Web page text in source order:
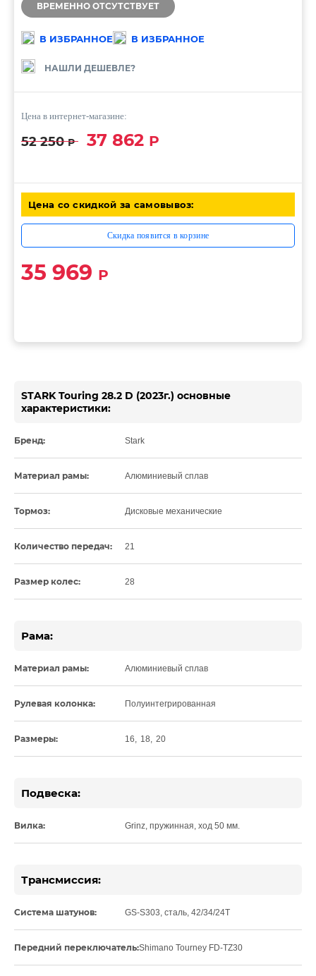
ВРЕМЕННО ОТСУТСТВУЕТ
В ИЗБРАННОЕ В ИЗБРАННОЕ
НАШЛИ ДЕШЕВЛЕ?
Цена в интернет-магазине:
52 250Р 37 862 Р
Цена со скидкой за самовывоз:
Скидка появится в корзине
35 969 Р
STARK Touring 28.2 D (2023г.) основные
характеристики:
Бренд: Stark
Материал рамы: Алюминиевый сплав
Тормоз: Дисковые механические
Количество передач: 21
Размер колес: 28
Рама:
Материал рамы: Алюминиевый сплав
Рулевая колонка: Полуинтегрированная
Размеры: 16 18 20
Подвеска:
Вилка: Grinz, пружинная, ход 50 мм.
Трансмиссия:
Система шатунов: GS-S303, сталь, 42/34/24T
Передний переключатель:Shimano Tourney FD-TZ30